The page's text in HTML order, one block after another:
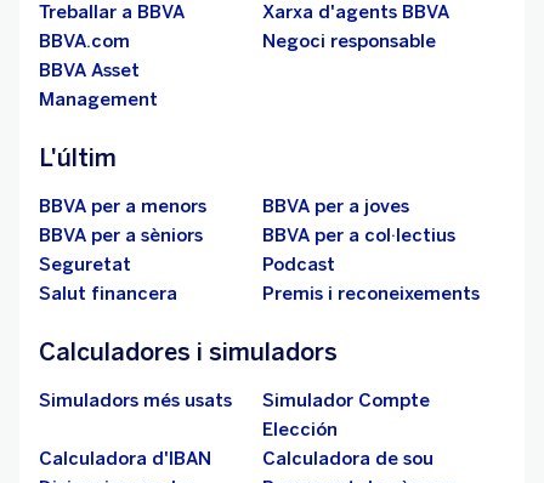
Treballar a BBVA
Xarxa d'agents BBVA
BBVA.com
Negoci responsable
BBVA Asset
Management
L'últim
BBVA per a menors
BBVA per a joves
BBVA per a sèniors
BBVA per a col·lectius
Seguretat
Podcast
Salut financera
Premis i reconeixements
Calculadores i simuladors
Simuladors més usats
Simulador Compte
Elección
Calculadora d'IBAN
Calculadora de sou